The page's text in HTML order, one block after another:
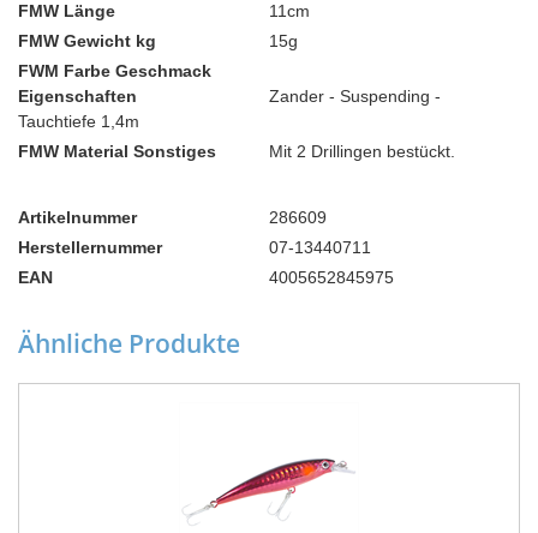
FMW Länge
11cm
FMW Gewicht kg
15g
FWM Farbe Geschmack
Eigenschaften
Zander - Suspending -
Tauchtiefe 1,4m
FMW Material Sonstiges
Mit 2 Drillingen bestückt.
Artikelnummer
286609
Herstellernummer
07-13440711
EAN
4005652845975
Ähnliche Produkte